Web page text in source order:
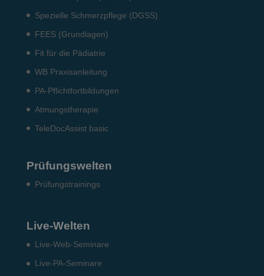
Spezielle Schmerzpflege (DGSS)
FEES (Grundlagen)
Fit für die Pädiatrie
WB Praxisanleitung
PA-Pflichtfortbildungen
Atmungstherapie
TeleDocAssist basic
Prüfungswelten
Prü­fungs­trai­nings
Live-Welten
Live-Web-Seminare
Live-PA-Seminare